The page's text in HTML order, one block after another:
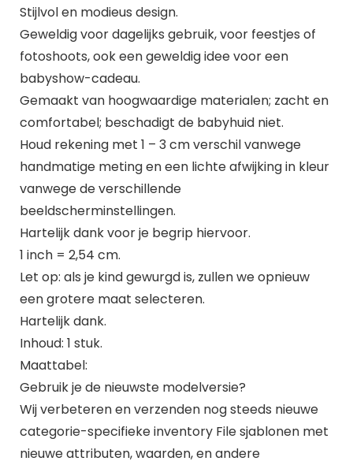
Stijlvol en modieus design.
Geweldig voor dagelijks gebruik, voor feestjes of
fotoshoots, ook een geweldig idee voor een
babyshow-cadeau.
Gemaakt van hoogwaardige materialen; zacht en
comfortabel; beschadigt de babyhuid niet.
Houd rekening met 1 – 3 cm verschil vanwege
handmatige meting en een lichte afwijking in kleur
vanwege de verschillende
beeldscherminstellingen.
Hartelijk dank voor je begrip hiervoor.
1 inch = 2,54 cm.
Let op: als je kind gewurgd is, zullen we opnieuw
een grotere maat selecteren.
Hartelijk dank.
Inhoud: 1 stuk.
Maattabel:
Gebruik je de nieuwste modelversie?
Wij verbeteren en verzenden nog steeds nieuwe
categorie-specifieke inventory File sjablonen met
nieuwe attributen, waarden, en andere